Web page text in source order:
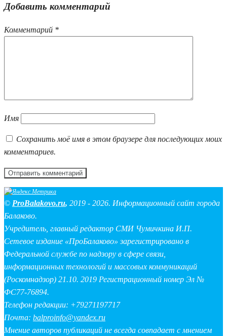
Добавить комментарий
Комментарий *
Имя
Сохранить моё имя в этом браузере для последующих моих
комментариев.
© ProBalakovo.ru, 2019 - 2026. Информационный сайт города
Балаково.
Учредитель, главный редактор СМИ Чумичкина И.П.
Сетевое издание «ПроБалаково» зарегистрировано в
Федеральной службе по надзору в сфере связи,
информационных технологий и массовых коммуникаций
(Роскомнадзор) 21.10. 2019 Регистрационный номер Эл №
ФС77-76894.
Телефон редакции: +79271197717
Почта: balproinfo@yandex.ru
Мнение авторов публикаций не всегда совпадает с мнением